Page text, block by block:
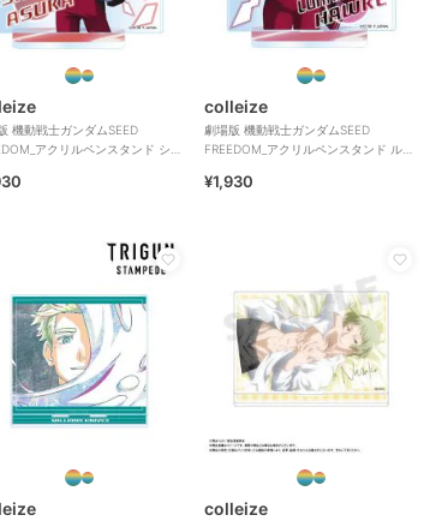
機動戦士ガンダムSEED
アクリルペンスタンド シ
colleize
劇場版 機動戦士ガンダムSEED
FREEDOM_アクリルペンスタンド ルナ
¥1,930
colleize